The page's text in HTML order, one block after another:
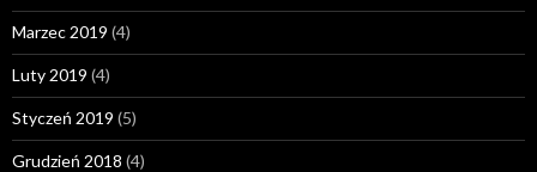
Marzec 2019 (4)
Luty 2019 (4)
Styczeń 2019 (5)
Grudzień 2018 (4)